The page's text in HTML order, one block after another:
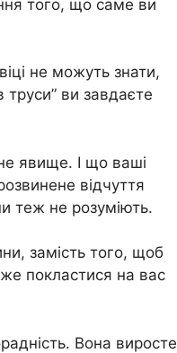
того, що саме ви
не можуть знати,
труси” ви завдаєте
явище. І що ваші
відчуття
теж не розуміють.
замість того, щоб
покластися на вас
Вона виросте